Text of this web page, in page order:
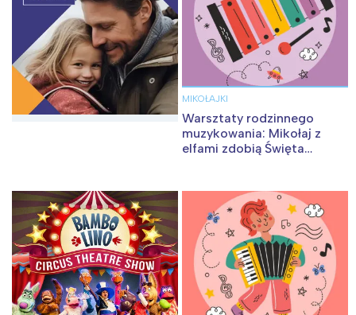
MIKOŁAJKI
Warsztaty rodzinnego
muzykowania: Mikołaj z
elfami zdobią Święta